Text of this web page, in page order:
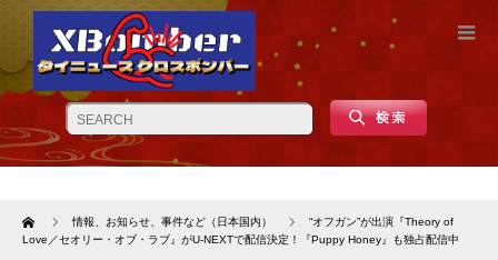
Home 情報、お知らせ、事件など（日本国内）
“オフガン”が出演『Theory of
Love／セオリー・オブ・ラブ』がU-NEXTで配信決定！『Puppy Honey』も独占配信中